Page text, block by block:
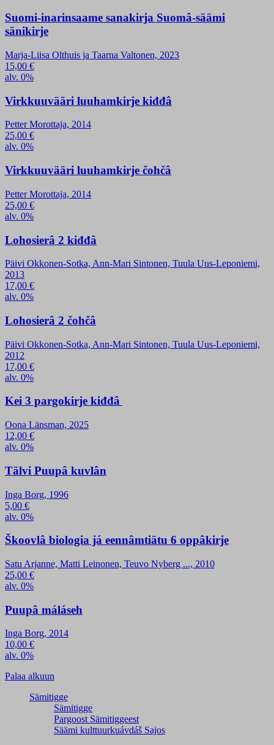
Suomi-inarinsaame sanakirja Suomâ-säämi
sänikirje
Marja-Liisa Olthuis ja Taarna Valtonen, 2023
15,00 €
alv. 0%
Virkkuuvääri luuhamkirje kiđđâ
Petter Morottaja, 2014
25,00 €
alv. 0%
Virkkuuvääri luuhamkirje čohčâ
Petter Morottaja, 2014
25,00 €
alv. 0%
Lohosierâ 2 kiđđâ
Päivi Okkonen-Sotka, Ann-Mari Sintonen, Tuula Uus-Leponiemi,
2013
17,00 €
alv. 0%
Lohosierâ 2 čohčâ
Päivi Okkonen-Sotka, Ann-Mari Sintonen, Tuula Uus-Leponiemi,
2012
17,00 €
alv. 0%
Kei 3 pargokirje kiđđâ
Oona Länsman, 2025
12,00 €
alv. 0%
Tälvi Puupâ kuvlân
Inga Borg, 1996
5,00 €
alv. 0%
Škoovlâ biologia já eennâmtiätu 6 oppâkirje
Satu Arjanne, Matti Leinonen, Teuvo Nyberg ..., 2010
25,00 €
alv. 0%
Puupâ máláseh
Inga Borg, 2014
10,00 €
alv. 0%
Palaa alkuun
Sämitigge
Sämitigge
Pargoost Sämitiggeest
Säämi kulttuurkuávdáš Sajos